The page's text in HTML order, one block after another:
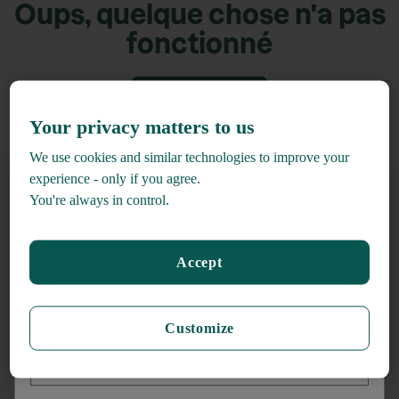
Oups, quelque chose n'a pas
fonctionné
Your privacy matters to us
We use cookies and similar technologies to improve your
experience - only if you agree.
You're always in control.
Customize
Accept
15% de rabais*
_______
Prénom